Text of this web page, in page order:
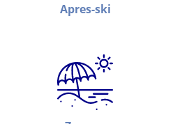
Apres-ski